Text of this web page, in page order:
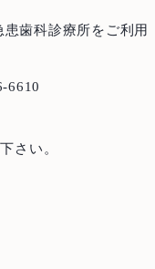
歯科診療所をご利用
6610
さい。